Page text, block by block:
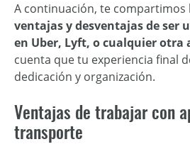
A continuación, te compartimos
ventajas y desventajas de ser
en Uber, Lyft, o cualquier otra
cuenta que tu experiencia final
dedicación y organización.
Ventajas de trabajar con
transporte